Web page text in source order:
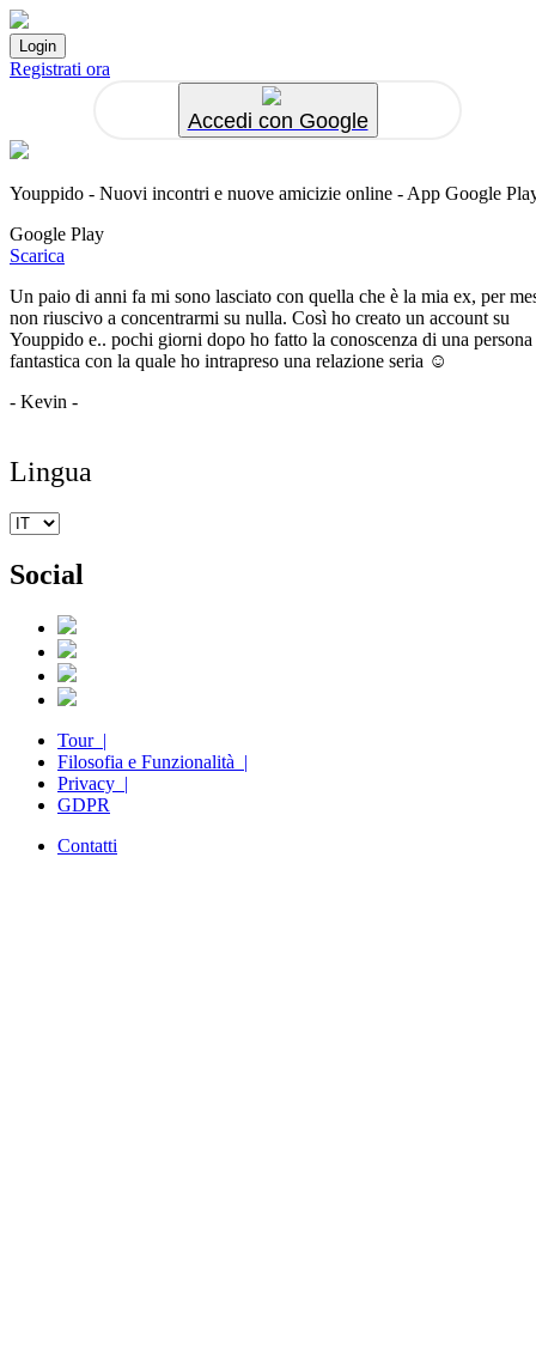
Registrati ora
Accedi con Google
Youppido - Nuovi incontri e nuove amicizie online - App Google
Google Play
Scarica
Un paio di anni fa mi sono lasciato con quella che è la mia ex, per
non riuscivo a concentrarmi su nulla. Così ho creato un account su
Youppido e.. pochi giorni dopo ho fatto la conoscenza di una persona
fantastica con la quale ho intrapreso una relazione seria ☺️
- Kevin -
Lingua
Social
Tour |
Filosofia e Funzionalità |
Privacy |
GDPR
Contatti